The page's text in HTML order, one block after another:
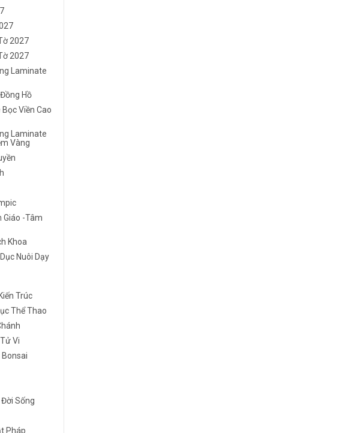
2027
2027
Laminate
Đồng Hồ
Bọc Viền Cao
Laminate
Vàng
Giáo -Tâm
Khoa
Nuôi Dạy
Trúc
Thể Thao
Vi
Bonsai
Sống
Pháp